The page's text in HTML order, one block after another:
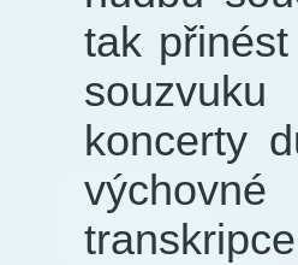
tak
koncerty